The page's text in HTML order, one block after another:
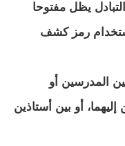
يظل مفتوحا
وذلك عبر استخدام رمز كشف
المدرسين أو
أو بين أستاذين